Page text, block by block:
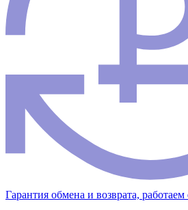
Гарантия обмена и возврата, работаем